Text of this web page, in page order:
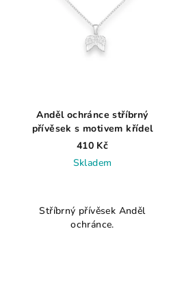
Anděl ochránce stříbrný
přívěsek s motivem křídel
410 Kč
Skladem
produktu
je
Stříbrný přívěsek Anděl
ochránce.